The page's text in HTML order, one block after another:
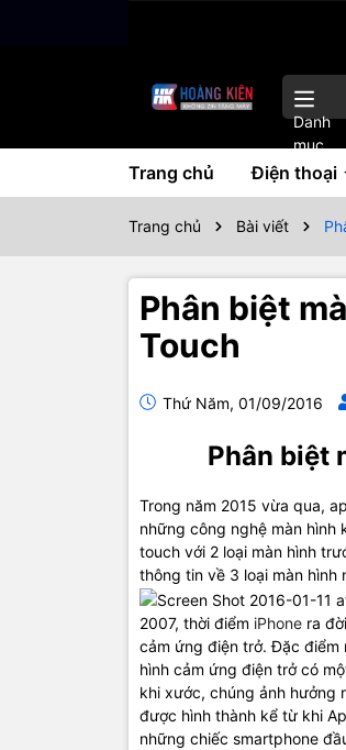
Danh
mục
Trang chủ Điện thoại
Trang chủ Bài viết
Phân biệt
Touch
Thứ Năm, 01/09/2016
Phân biệt
Trong năm 2015 vừa qua,
những công nghệ màn hình
touch với 2 loại màn hình
thông tin về 3 loại màn hình
2007, thời điểm iPhone ra
cảm ứng điện trở. Đặc điểm
hình cảm ứng điện trở có
khi xước, chúng ảnh hưởng
được hình thành kể từ khi
những chiếc smartphone